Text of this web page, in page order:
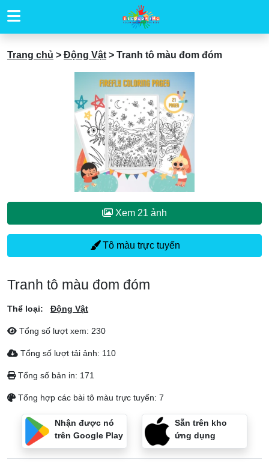
Trang chủ > Động Vật > Tranh tô màu đom đóm
Xem 21 ảnh
Tô màu trực tuyến
Tranh tô màu đom đóm
Thể loại: Động Vật
Tổng số lượt xem: 230
Tổng số lượt tải ảnh: 110
Tổng số bản in: 171
Tổng hợp các bài tô màu trực tuyến: 7
Nhận được nó
trên Google Play
Sẵn trên kho
ứng dụng